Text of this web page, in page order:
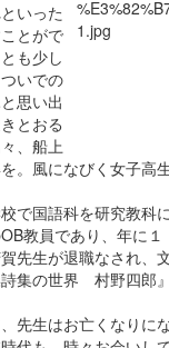
いった
とがで
も少し
いでの
思い出
とおる
、船上
。風になびく女子高
で国語科を研究教科
教員であり、年に
先生が退職なされ、
集の世界 村野四郎
先生はお亡くなりに